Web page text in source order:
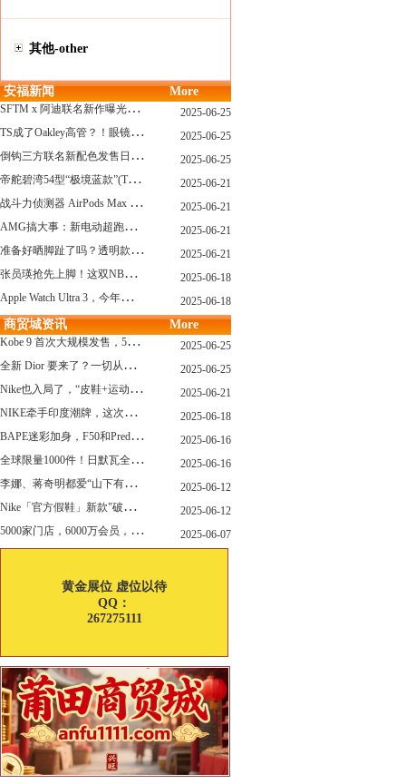
其他-other
安福新闻 More
S
FTM x 阿迪联名新作曝光，「超薄底」风格才是今年最大黑马？ 2025-06-25
T
S成了Oakley高管？！眼镜圈要变天了 2025-06-25
倒
钩三方联名新配色发售日确认，Travis Scott x Chase B 即将登场！ 2025-06-25
帝
舵碧湾54型“极境蓝款”(TUDOR Black Bay 54) 2025-06-21
战
斗力侦测器 AirPods Max 保护壳？？ 龙珠Z x CASETiFY 联名系列发布 2025-06-21
A
MG搞大事：新电动超跑模拟V8声浪 2025-06-21
准
备好晒脚趾了吗？透明款 AF1 要回归了 2025-06-21
张
员瑛抢先上脚！这双NB一看就要火 2025-06-18
A
pple Watch Ultra 3，今年秋天真的要来了？ 2025-06-18
商贸城资讯 More
K
obe 9 首次大规模发售，5双科比新款将同时上线！ 2025-06-25
全
新 Dior 要来了？一切从这只托特包开始说起！ 2025-06-25
N
ike也入局了，“皮鞋+运动鞋”风潮，你喜欢哪一款？ 2025-06-21
N
IKE牵手印度潮牌，这次真的不一样 2025-06-18
B
APE迷彩加身，F50和Predator迎来全新联名 2025-06-16
全
球限量1000件！日默瓦全新多功能设计凳来了 2025-06-16
李
娜、蒋奇明都爱“山下有松”！东方美学包袋，为什么引领风向？ 2025-06-12
N
ike「官方假鞋」新款"破防退出游戏"曝光，确认发售 2025-06-12
5
000家门店，6000万会员，30亿“内衣大王”大手笔分红！ 2025-06-07
黄金展位 虚位以待
QQ：
267275111